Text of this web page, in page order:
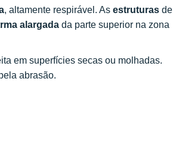
, altamente respirável. As estruturas de
alargada da parte superior na zona
em superfícies secas ou molhadas.
abrasão.